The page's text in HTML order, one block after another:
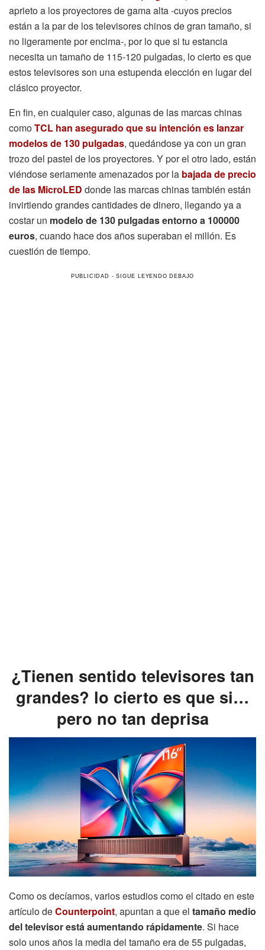
aprieto a los proyectores de gama alta -cuyos precios
están a la par de los televisores chinos de gran tamaño, si
no ligeramente por encima-, por lo que si tu estancia
necesita un tamaño de 115-120 pulgadas, lo cierto es que
estos televisores son una estupenda elección en lugar del
clásico proyector.
En fin, en cualquier caso, algunas de las marcas chinas
comoTCL han asegurado que su intención es lanzar
modelos de 130 pulgadas, quedándose ya con un gran
trozo del pastel de los proyectores. Y por el otro lado, están
viéndose seriamente amenazados por la bajada de precio
de las MicroLED donde las marcas chinas también están
invirtiendo grandes cantidades de dinero, llegando ya a
costar un modelo de 130 pulgadas entorno a 100000
euros, cuando hace dos años superaban el millón. Es
cuestión de tiempo.
¿Tienen sentido televisores tan
grandes? lo cierto es que si…
pero no tan deprisa
Como os decíamos, varios estudios como el citado en este
artículo deCounterpoint, apuntan a que el tamaño medio
del televisor está aumentando rápidamente. Si hace
solo unos años la media del tamaño era de 55 pulgadas,